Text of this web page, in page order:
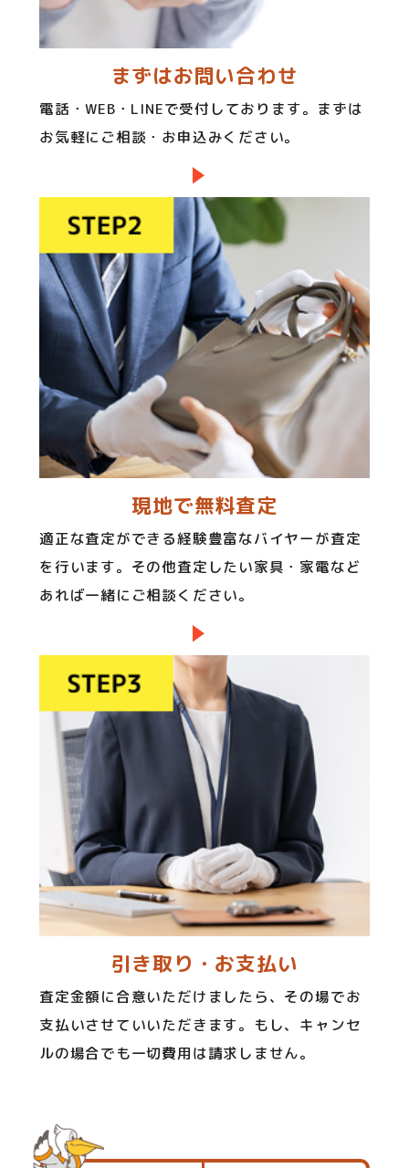
まずはお問い合わせ
電話・WEB・LINEで受付しております。まずは
お気軽にご相談・お申込みください。
現地で無料査定
適正な査定ができる経験豊富なバイヤーが査定
を行います。その他査定したい家具・家電など
あれば一緒にご相談ください。
引き取り・お支払い
査定金額に合意いただけましたら、その場でお
支払いさせていいただきます。もし、キャンセ
ルの場合でも一切費用は請求しません。